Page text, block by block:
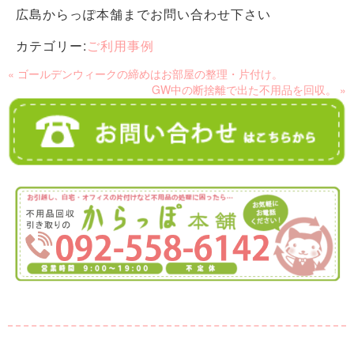
広島からっぽ本舗までお問い合わせ下さい
カテゴリー:ご利用事例
« ゴールデンウィークの締めはお部屋の整理・片付け。
GW中の断捨離で出た不用品を回収。 »